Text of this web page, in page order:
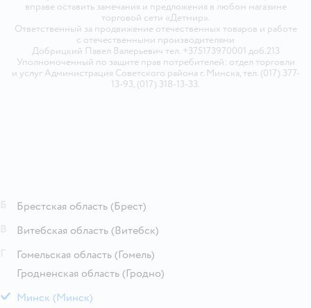
вправе оставить замечания и предложения в любом магазине
торговой сети «Детмир».
Ответственный за продвижение отечественных товаров и работе
с отечественными производителями
Добрицкий Павел Валерьевич тел. +375173970001 доб.213
Уполномоченный по защите прав потребителей: отдел торговли
и услуг Администрация Советского района г. Минска, тел. (017) 377-
13-93, (017) 318-13-33.
Брестская область (Брест)
Витебская область (Витебск)
Гомельская область (Гомель)
Гродненская область (Гродно)
М Минск (Минск)